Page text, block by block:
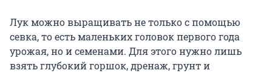
Лук можно выращивать не только с помощью
севка, то есть маленьких головок первого года
урожая, но и семенами. Для этого нужно лишь
взять глубокий горшок, дренаж, грунт и